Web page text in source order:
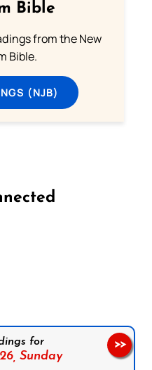
Bible
from the New
Bible.
(NJB)
for
Sunday
>>